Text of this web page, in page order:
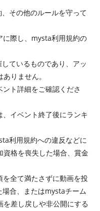
その他のルールを守って
に際し、mysta利用規約の
ているものであり、アッ
りません。
ト詳細をご確認くださ
イベント終了後にランキ
利用規約への違反などに
格を喪失した場合、賞金
全て満たさずに動画を投
合、またはmystaチーム
差し戻しや非公開にする